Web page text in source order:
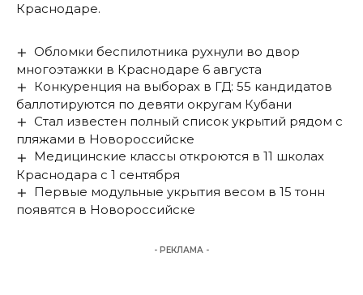
Краснодаре.
Обломки беспилотника рухнули во двор
многоэтажки в Краснодаре 6 августа
Конкуренция на выборах в ГД: 55 кандидатов
баллотируются по девяти округам Кубани
Стал известен полный список укрытий рядом с
пляжами в Новороссийске
Медицинские классы откроются в 11 школах
Краснодара с 1 сентября
Первые модульные укрытия весом в 15 тонн
появятся в Новороссийске
- РЕКЛАМА -